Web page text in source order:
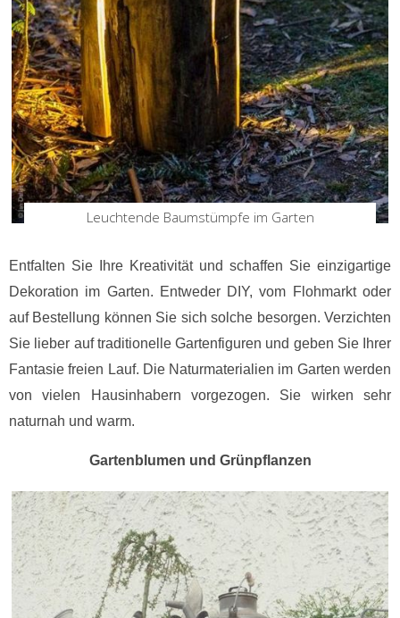
Leuchtende Baumstümpfe im Garten
Entfalten Sie Ihre Kreativität und schaffen Sie einzigartige
Dekoration im Garten. Entweder DIY, vom Flohmarkt oder
auf Bestellung können Sie sich solche besorgen. Verzichten
Sie lieber auf traditionelle Gartenfiguren und geben Sie Ihrer
Fantasie freien Lauf. Die Naturmaterialien im Garten werden
von vielen Hausinhabern vorgezogen. Sie wirken sehr
naturnah und warm.
Gartenblumen und Grünpflanzen